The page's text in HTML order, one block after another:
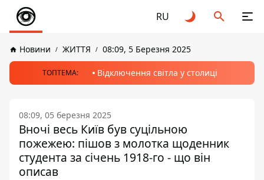
RU
Новини ЖИТТЯ 08:09, 5 Березня 2025
ТОПТЕМА: Відключення світла у столиці
08:09, 05 березня 2025
Вночі весь Київ був суцільною
пожежею: пішов з молотка щоденник
студента за січень 1918-го - що він
описав